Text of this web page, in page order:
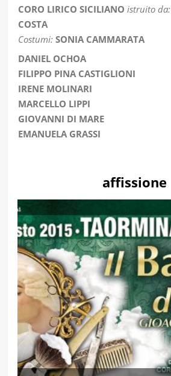
CORO LIRICO SICILIANO istruito da:
COSTA
Costumi: SONIA CAMMARATA
DANIEL OCHOA
FILIPPO PINA CASTIGLIONI
IRENE MOLINARI
MARCELLO LIPPI
GIOVANNI DI MARE
EMANUELA GRASSI
affissione